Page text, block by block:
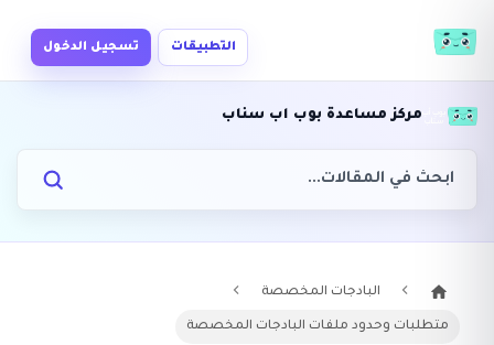
التطبيقات تسجيل الدخول
مركز مساعدة بوب اب سناب
البادجات المخصصة
متطلبات وحدود ملفات البادجات المخصصة